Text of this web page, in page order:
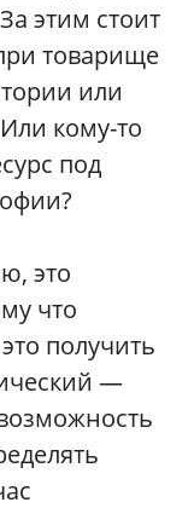
этим стоит
товарище
или
кому-то
под
это
что
получить
—